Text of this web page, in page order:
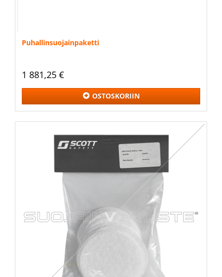
Puhallinsuojainpaketti
1 881,25 €
OSTOSKORIIN